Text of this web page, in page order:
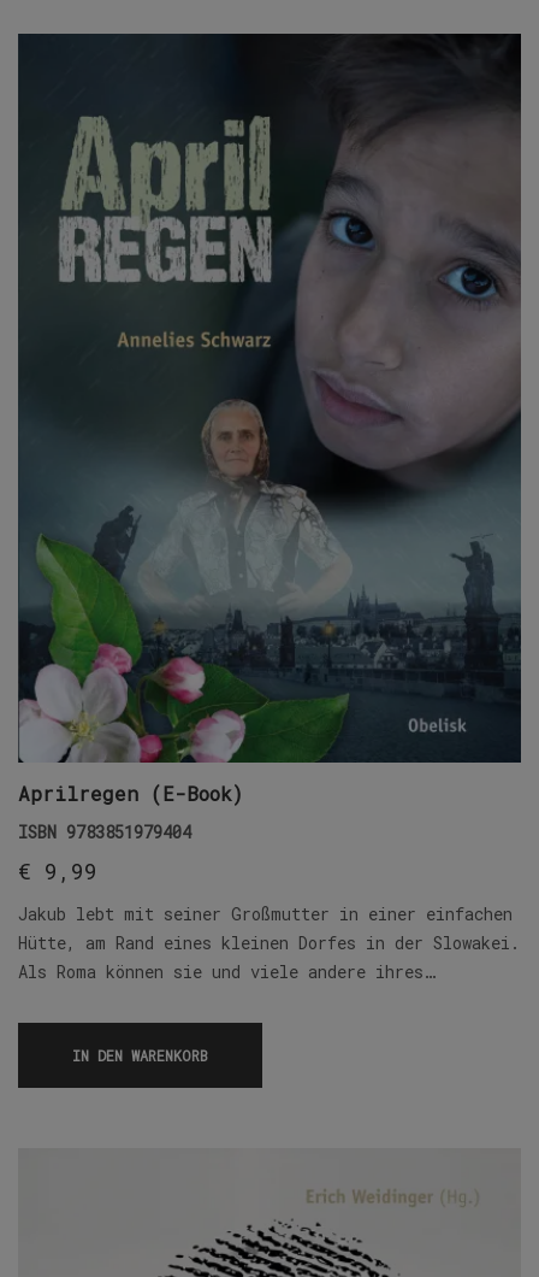
Aprilregen (E-Book)
ISBN 9783851979404
€ 9,99
Jakub lebt mit seiner Großmutter in einer einfachen
Hütte, am Rand eines kleinen Dorfes in der Slowakei.
Als Roma können sie und viele andere ihres…
IN DEN WARENKORB